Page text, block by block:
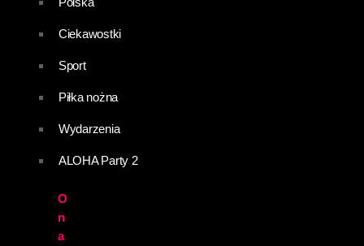
Ciekawostki
Sport
Piłka nożna
Wydarzenia
ALOHA Party 2
O
n
a